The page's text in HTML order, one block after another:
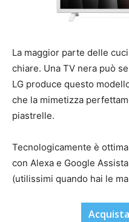
La maggior parte delle
chiare. Una TV nera può
LG produce questo
che la mimetizza
piastrelle.
Tecnologicamente è
con Alexa e Google
(utilissimi quando hai le